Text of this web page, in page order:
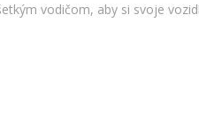
vodičom, aby si svoje